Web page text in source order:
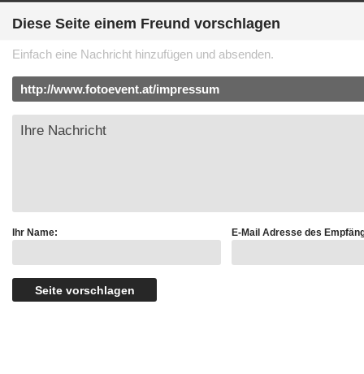
Diese Seite einem Freund vorschlagen
Einfach eine Nachricht hinzufügen und absenden.
Ihr Name: E-Mail Adresse des